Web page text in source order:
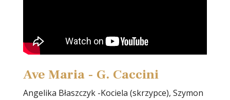
Ave Maria - G. Caccini
Angelika Błaszczyk -Kociela (skrzypce), Szymon